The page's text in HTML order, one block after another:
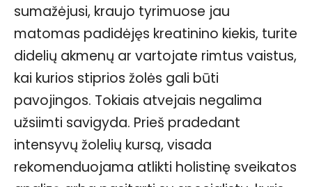
sumažėjusi, kraujo tyrimuose jau
matomas padidėjęs kreatinino kiekis, turite
didelių akmenų ar vartojate rimtus vaistus,
kai kurios stiprios žolės gali būti
pavojingos. Tokiais atvejais negalima
užsiimti savigyda. Prieš pradedant
intensyvų žolelių kursą, visada
rekomenduojama atlikti holistinę sveikatos